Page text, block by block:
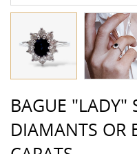
BAGUE "LADY"
DIAMANTS OR